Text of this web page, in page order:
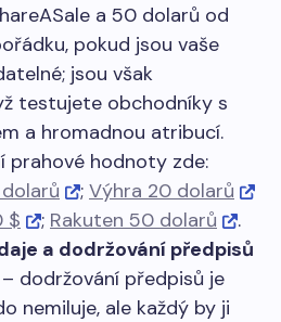
a 50 dolarů od
pokud jsou vaše
jsou však
testujete obchodníky s
a hromadnou atribucí.
prahové hodnoty zde:
; Výhra 20 dolarů
$ ; Rakuten 50 dolarů
.
a dodržování předpisů
dodržování předpisů je
nemiluje, ale každý by ji